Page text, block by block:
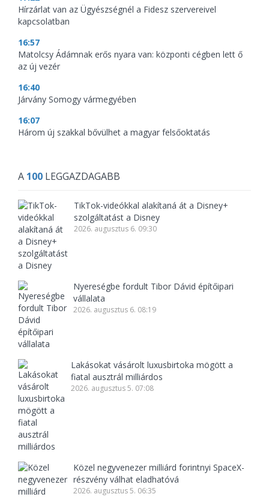
Hírzárlat van az Ügyészségnél a Fidesz szervereivel
kapcsolatban
16:57
Matolcsy Ádámnak erős nyara van: központi cégben lett ő
az új vezér
16:40
Járvány Somogy vármegyében
16:07
Három új szakkal bővülhet a magyar felsőoktatás
A 100 LEGGAZDAGABB
TikTok-videókkal alakítaná át a Disney+
szolgáltatást a Disney
2026. augusztus 6. 09:30
Nyereségbe fordult Tibor Dávid építőipari
vállalata
2026. augusztus 6. 08:19
Lakásokat vásárolt luxusbirtoka mögött a
fiatal ausztrál milliárdos
2026. augusztus 5. 07:08
Közel negyvenezer milliárd forintnyi SpaceX-
részvény válhat eladhatóvá
2026. augusztus 5. 06:35